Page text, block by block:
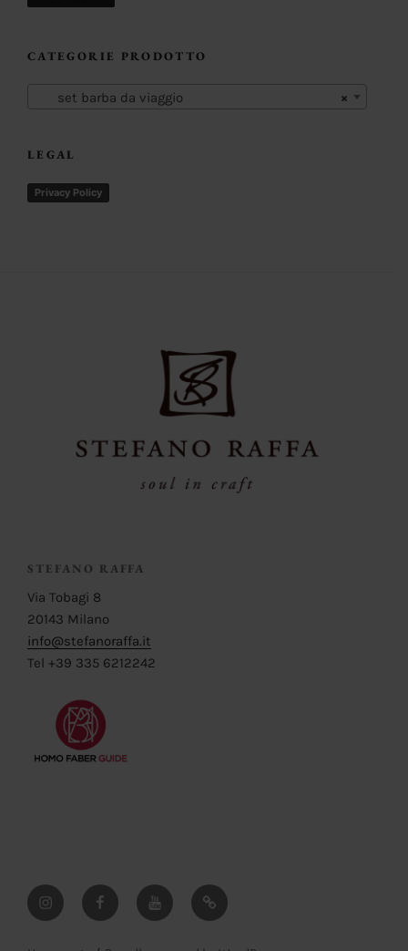
CATEGORIE PRODOTTO
×
set barba da viaggio
LEGAL
Privacy Policy
STEFANO RAFFA
Via Tobagi 8
20143 Milano
info@stefanoraffa.it
Tel +39 335 6212242
InstagramFacebookYouTube Pinterest